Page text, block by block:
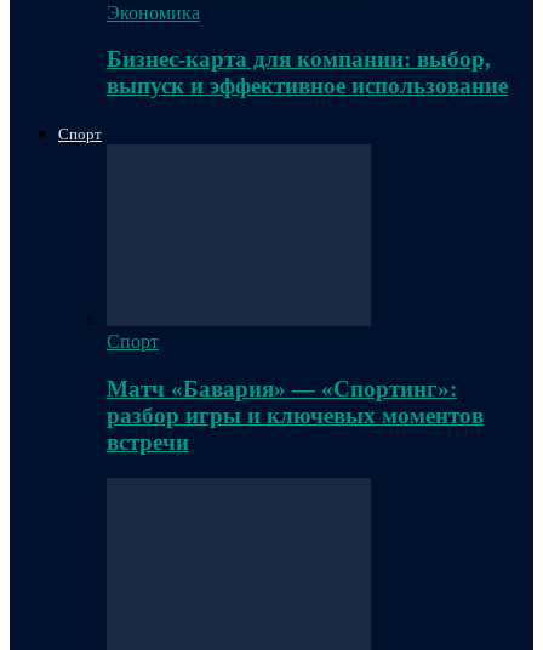
Экономика
Бизнес-карта для компании: выбор,
выпуск и эффективное использование
Спорт
Спорт
Матч «Бавария» — «Спортинг»:
разбор игры и ключевых моментов
встречи